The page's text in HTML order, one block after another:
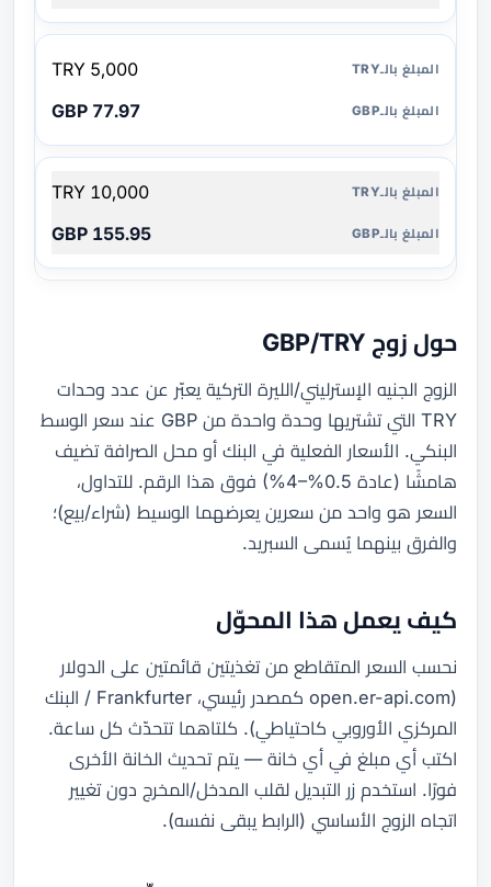
5,000 TRY
77.97 GBP
10,000 TRY
155.95 GBP
حول زوج GBP/TRY
الزوج الجنيه الإسترليني/الليرة التركية يعبّر عن عدد وحدات
TRY التي تشتريها وحدة واحدة من GBP عند سعر الوسط
البنكي. الأسعار الفعلية في البنك أو محل الصرافة تضيف
هامشًا (عادة 0.5%–4%) فوق هذا الرقم. للتداول،
السعر هو واحد من سعرين يعرضهما الوسيط (شراء/بيع)؛
والفرق بينهما يُسمى السبريد.
كيف يعمل هذا المحوّل
نحسب السعر المتقاطع من تغذيتين قائمتين على الدولار
(open.er-api.com كمصدر رئيسي، Frankfurter / البنك
المركزي الأوروبي كاحتياطي). كلتاهما تتحدّث كل ساعة.
اكتب أي مبلغ في أي خانة — يتم تحديث الخانة الأخرى
فورًا. استخدم زر التبديل لقلب المدخل/المخرج دون تغيير
اتجاه الزوج الأساسي (الرابط يبقى نفسه).